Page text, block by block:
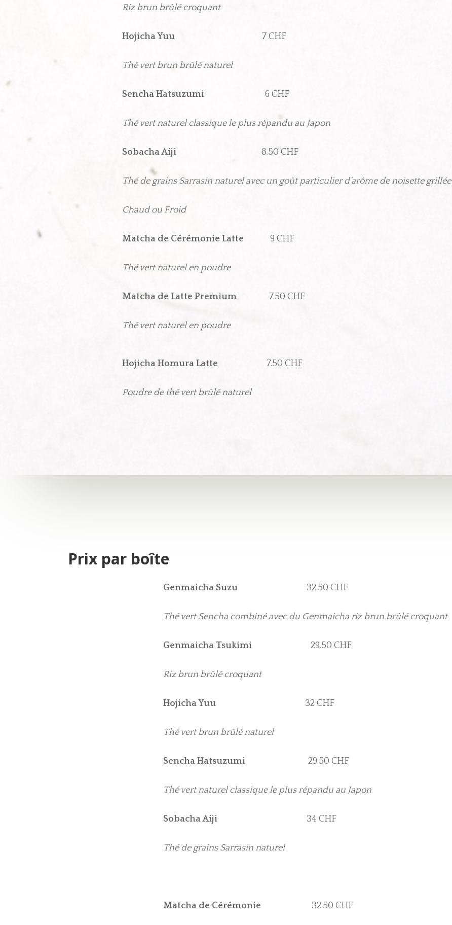
Riz brun brûlé croquant
Hojicha Yuu 7 CHF
Thé vert brun brûlé naturel
Sencha Hatsuzumi 6 CHF
Thé vert naturel classique le plus répandu au Japon
Sobacha Aiji 8.50 CHF
Thé de grains Sarrasin naturel avec un goût particulier d’arôme de noisette grillée
Chaud ou Froid
Matcha de Cérémonie Latte9 CHF
Thé vert naturel en poudre
Matcha de Latte Premium7.50 CHF
Thé vert naturel en poudre
Hojicha Homura Latte 7.50 CHF
Poudre de thé vert brûlé naturel
Prix par boîte
Genmaicha Suzu 32.50 CHF
Thé vert Sencha combiné avec du Genmaicha riz brun brûlé croquant
Genmaicha Tsukimi 29.50 CHF
Riz brun brûlé croquant
Hojicha Yuu 32 CHF
Thé vert brun brûlé naturel
Sencha Hatsuzumi 29.50 CHF
Thé vert naturel classique le plus répandu au Japon
Sobacha Aiji 34 CHF
Thé de grains Sarrasin naturel
Matcha de Cérémonie 32.50 CHF